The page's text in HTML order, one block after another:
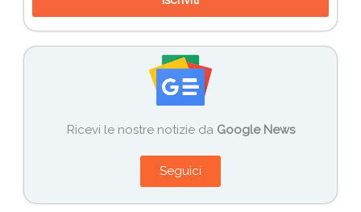
Ricevi le nostre notizie da Google News
Seguici